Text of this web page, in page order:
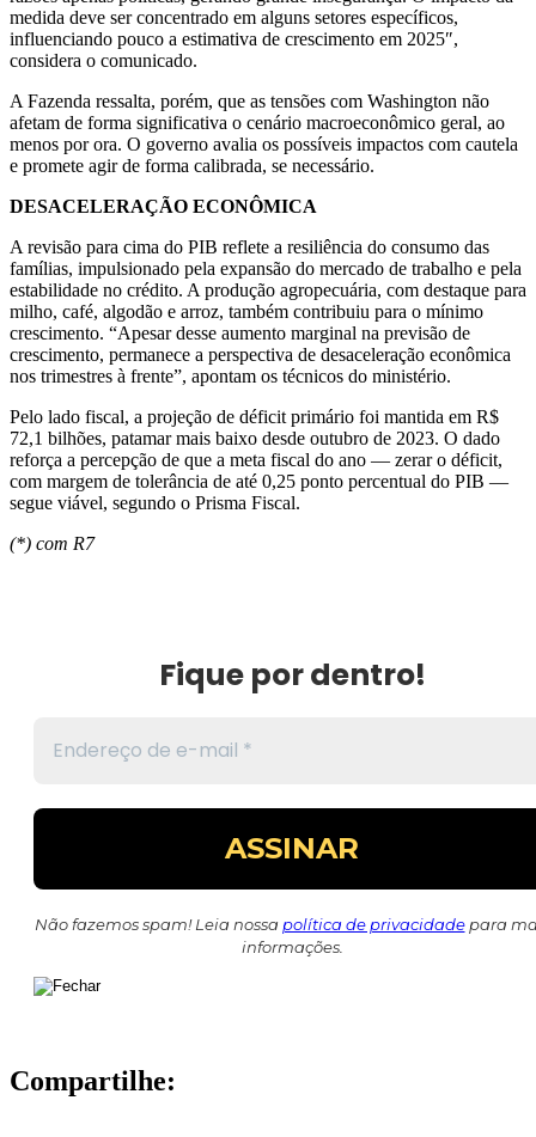
medida deve ser concentrado em alguns setores específicos,
influenciando pouco a estimativa de crescimento em 2025″,
considera o comunicado.
A Fazenda ressalta, porém, que as tensões com Washington não
afetam de forma significativa o cenário macroeconômico geral, ao
menos por ora. O governo avalia os possíveis impactos com cautela
e promete agir de forma calibrada, se necessário.
DESACELERAÇÃO ECONÔMICA
A revisão para cima do PIB reflete a resiliência do consumo das
famílias, impulsionado pela expansão do mercado de trabalho e pela
estabilidade no crédito. A produção agropecuária, com destaque para
milho, café, algodão e arroz, também contribuiu para o mínimo
crescimento. “Apesar desse aumento marginal na previsão de
crescimento, permanece a perspectiva de desaceleração econômica
nos trimestres à frente”, apontam os técnicos do ministério.
Pelo lado fiscal, a projeção de déficit primário foi mantida em R$
72,1 bilhões, patamar mais baixo desde outubro de 2023. O dado
reforça a percepção de que a meta fiscal do ano — zerar o déficit,
com margem de tolerância de até 0,25 ponto percentual do PIB —
segue viável, segundo o Prisma Fiscal.
(*) com R7
Fique por dentro!
Não fazemos spam! Leia nossapolítica de privacidadepara
informações.
Compartilhe: